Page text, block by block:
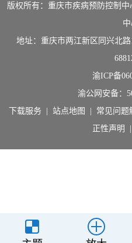
版权所有：重庆市疾病预防控制
地址：重庆市两江新区同兴北
渝ICP备
渝公网安备：
下载服务 |站点地图 常见问题
正性声明